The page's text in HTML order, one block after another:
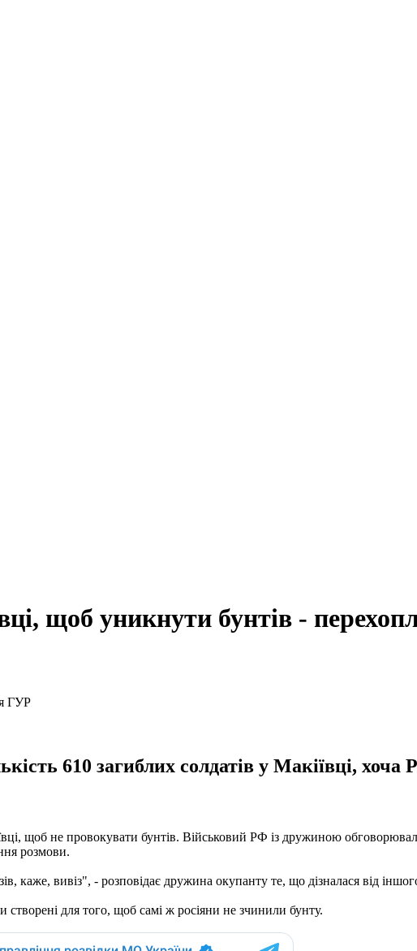
щоб уникнути бунтів -
610 загиблих солдатів у Макіївці, хоча
щоб не провокувати бунтів. Військовий РФ із дружиною
розмови.
каже, вивіз", - розповідає дружина окупанту те, що дізналася від
для того, щоб самі ж росіяни не зчинили бунту.